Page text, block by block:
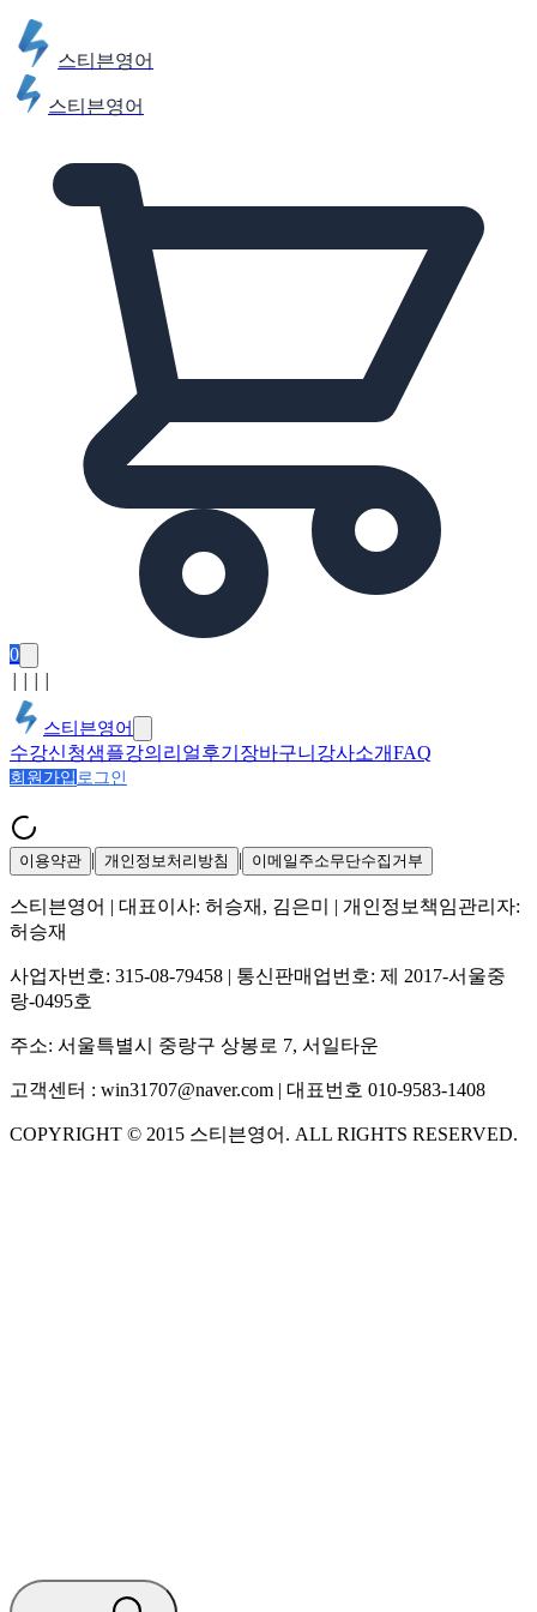
스티븐영어
스티븐영어
0
스티븐영어
수강신청샘플강의 리얼후기 장바구니 강사소개FAQ
회원가입 로그인
이용약관 | 개인정보처리방침 | 이메일주소무단수집거부
스티븐영어 | 대표이사: 허승재, 김은미
| 개인정보책임관리자:
허승재
사업자번호: 315-08-79458 | 통신판매업번호: 제 2017-서울중
랑-0495호
주소: 서울특별시 중랑구 상봉로 7, 서일타운
고객센터 : win31707@naver.com | 대표번호 010-9583-1408
COPYRIGHT © 2015 스티븐영어 . ALL RIGHTS RESERVED.